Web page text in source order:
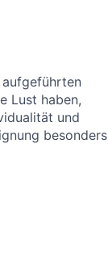
aufgeführten
Lust haben,
und
besonders